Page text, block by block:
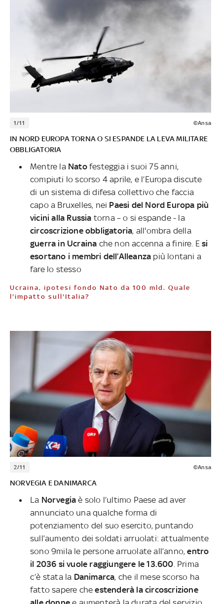
1/11 ©Ansa
IN NORD EUROPA TORNA O SI ESPANDE LA LEVA MILITARE
OBBLIGATORIA
Mentre laNatofesteggia i suoi 75 anni,
compiuti lo scorso 4 aprile, e l’Europa discute
di un sistema di difesa collettivo che faccia
capo a Bruxelles, nei Paesi del Nord Europa più
vicini alla Russia torna – o si espande - la
circoscrizione obbligatoria, all'ombra della
guerra in Ucraina che non accenna a finire. E si
esortano i membri dell’Alleanza più lontani a
fare lo stesso
Ucraina, ipotesi fondo Nato da 100 mld. Quale
l'impatto sull'Italia?
2/11 ©Ansa
NORVEGIA E DANIMARCA
La Norvegiaè solo l’ultimo Paese ad aver
annunciato una qualche forma di
potenziamento del suo esercito, puntando
sull’aumento dei soldati arruolati: attualmente
sono 9mila le persone arruolate all’anno,entro
il 2036 si vuole raggiungere le 13.600 . Prima
c’è stata la Danimarca, che il mese scorso ha
fatto sapere cheestenderà la circoscrizione